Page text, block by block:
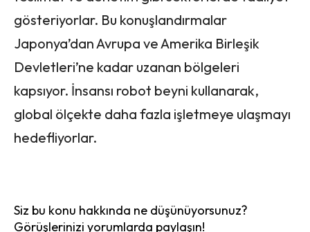
gösteriyorlar. Bu konuşlandırmalar
Japonya’dan Avrupa ve Amerika Birleşik
Devletleri’ne kadar uzanan bölgeleri
kapsıyor. İnsansı robot beyni kullanarak,
global ölçekte daha fazla işletmeye ulaşmayı
hedefliyorlar.
Siz bu konu hakkında ne düşünüyorsunuz?
Görüşlerinizi yorumlarda paylaşın!